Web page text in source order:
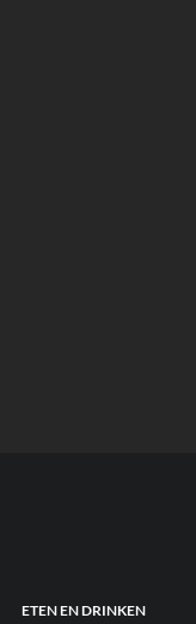
ETEN EN DRINKEN